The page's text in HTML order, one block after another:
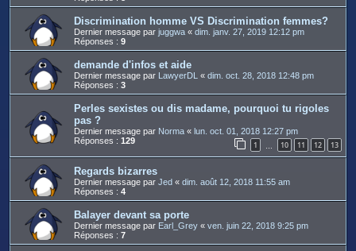
Discrimination homme VS Discrimination femmes?
Dernier message par juggwa « dim. janv. 27, 2019 12:12 pm
Réponses : 9
demande d'infos et aide
Dernier message par LawyerDL « dim. oct. 28, 2018 12:48 pm
Réponses : 3
Perles sexistes ou dis madame, pourquoi tu rigoles
pas ?
Dernier message par Norma « lun. oct. 01, 2018 12:27 pm
Réponses : 129 1 10 11 12 13
Regards bizarres
Dernier message par Jed « dim. août 12, 2018 11:55 am
Réponses : 4
Balayer devant sa porte
Dernier message par Earl_Grey « ven. juin 22, 2018 9:25 pm
Réponses : 7